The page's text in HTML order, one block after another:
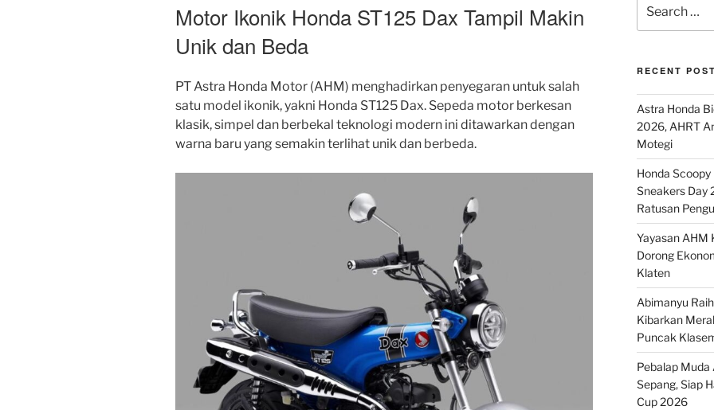
Motor Ikonik Honda ST125 Dax Tampil Makin
Unik dan Beda
PT Astra Honda Motor (AHM) menghadirkan penyegaran untuk salah
satu model ikonik, yakni Honda ST125 Dax. Sepeda motor berkesan
klasik, simpel dan berbekal teknologi modern ini ditawarkan dengan
warna baru yang semakin terlihat unik dan berbeda.
for:
RECENT
Astra Honda
2026, AHRT
Motegi
Honda
Sneakers Day
Ratusan
Yayasan AHM
Dorong
Klaten
Abimanyu
Kibarkan
Puncak
Pebalap Muda
Sepang, Siap
Cup 2026